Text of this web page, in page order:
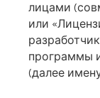
лицами
или
программы
(далее